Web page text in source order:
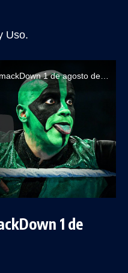
Uso.
1 de